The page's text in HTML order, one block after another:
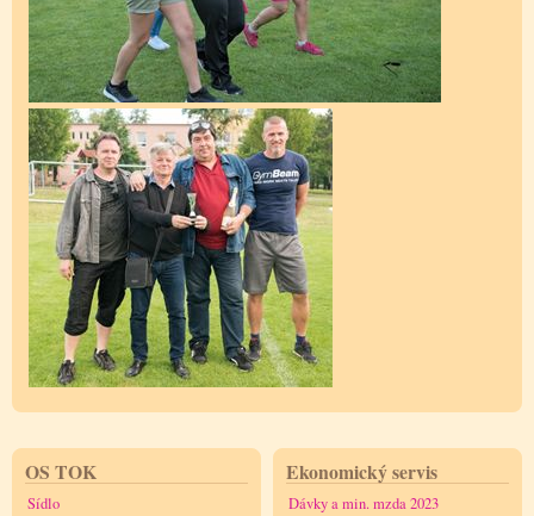
OS TOK
Sídlo
Ekonomický servis
Dávky a min. mzda 2023